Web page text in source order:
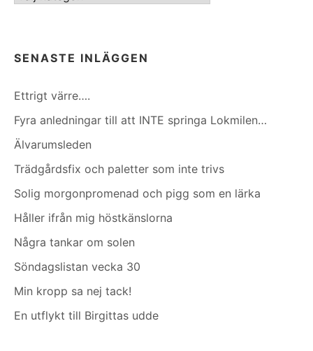
SENASTE INLÄGGEN
Ettrigt värre….
Fyra anledningar till att INTE springa Lokmilen…
Älvarumsleden
Trädgårdsfix och paletter som inte trivs
Solig morgonpromenad och pigg som en lärka
Håller ifrån mig höstkänslorna
Några tankar om solen
Söndagslistan vecka 30
Min kropp sa nej tack!
En utflykt till Birgittas udde